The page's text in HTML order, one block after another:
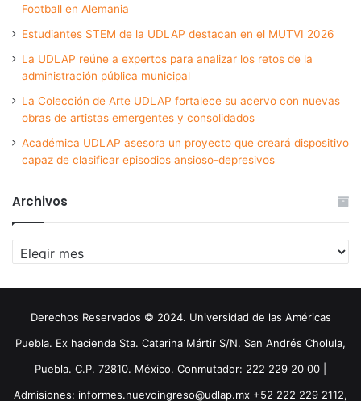
Football en Alemania
Estudiantes STEM de la UDLAP destacan en el MUTVI 2026
La UDLAP reúne a expertos para analizar los retos de la
administración pública municipal
La Colección de Arte UDLAP fortalece su acervo con nuevas
obras de artistas emergentes y consolidados
Académica UDLAP asesora un proyecto que creará dispositivo
capaz de clasificar episodios ansioso-depresivos
Archivos
Archivos
Derechos Reservados © 2024. Universidad de las Américas
Puebla. Ex hacienda Sta. Catarina Mártir S/N. San Andrés Cholula,
Puebla. C.P. 72810. México. Conmutador: 222 229 20 00 |
Admisiones: informes.nuevoingreso@udlap.mx +52 222 229 2112,